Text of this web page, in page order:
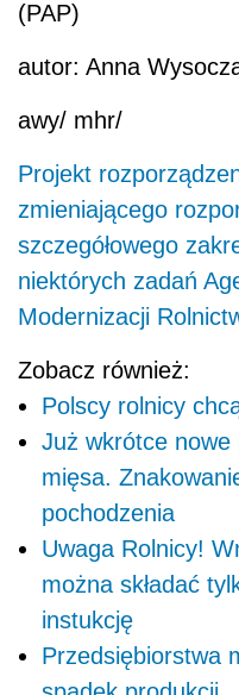
(PAP)
autor: Anna
awy/ mhr/
Projekt
zmieniającego
szczegółowego
niektórych zadań
Modernizacji
Zobacz również:
Polscy rolnicy
Już wkrótce
mięsa.
pochodzenia
Uwaga Rolnicy!
można składać
instukcję
Przedsiębiorstwa